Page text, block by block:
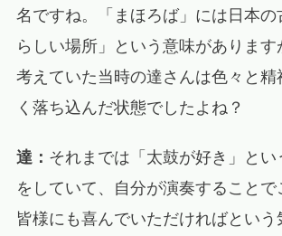
名ですね。「まほろば」には日本の
らしい場所」という意味があります
考えていた当時の達さんは色々と精
く落ち込んだ状態でしたよね？
達： それまでは「太鼓が好き」とい
をしていて、自分が演奏することで
皆様にも喜んでいただければという